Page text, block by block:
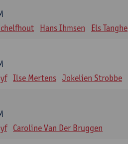
Hans Ihmsen Els Tanghe
Ilse Mertens Jokelien Strobbe
Caroline Van Der Bruggen